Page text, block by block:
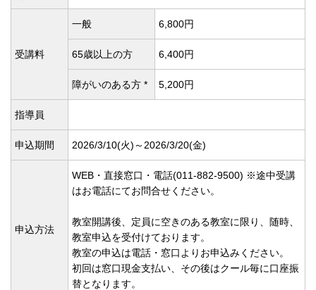
受講料
一般 6,800円
65歳以上の方 6,400円
障がいのある方 * 5,200円
指導員
申込期間 2026/3/10(火)～2026/3/20(金)
申込方法
WEB・直接窓口・電話(011-882-9500) ※途中受講
はお電話にてお問合せください。
教室開講後、定員に空きのある教室に限り、随時、
教室申込を受付けております。
教室の申込は電話・窓口よりお申込みください。
初回は窓口現金支払い、その後はクール毎に口座振
替となります。